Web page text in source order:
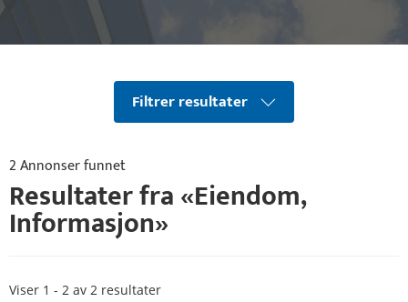
Filtrer resultater
2 Annonser funnet
Resultater fra «Eiendom,
Informasjon»
Viser 1 - 2 av 2 resultater